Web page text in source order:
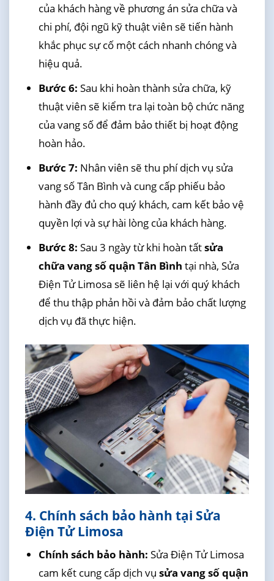
của khách hàng về phương án sửa chữa và
chi phí, đội ngũ kỹ thuật viên sẽ tiến hành
khắc phục sự cố một cách nhanh chóng và
hiệu quả.
Bước 6: Sau khi hoàn thành sửa chữa, kỹ
thuật viên sẽ kiểm tra lại toàn bộ chức năng
của vang số để đảm bảo thiết bị hoạt động
hoàn hảo.
Bước 7: Nhân viên sẽ thu phí dịch vụ sửa
vang số Tân Bình và cung cấp phiếu bảo
hành đầy đủ cho quý khách, cam kết bảo vệ
quyền lợi và sự hài lòng của khách hàng.
Bước 8: Sau 3 ngày từ khi hoàn tấtsửa
chữa vang số quận Tân Bình tại nhà, Sửa
Điện Tử Limosa sẽ liên hệ lại với quý khách
để thu thập phản hồi và đảm bảo chất lượng
dịch vụ đã thực hiện.
4. Chính sách bảo hành tại Sửa
Điện Tử Limosa
Chính sách bảo hành: Sửa Điện Tử Limosa
cam kết cung cấp dịch vụ sửa vang số quận